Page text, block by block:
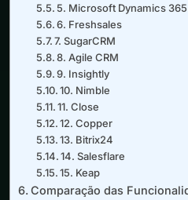
5. Microsoft Dynamics 365
6. Freshsales
7. SugarCRM
8. Agile CRM
9. Insightly
10. Nimble
11. Close
12. Copper
13. Bitrix24
14. Salesflare
15. Keap
Comparação das